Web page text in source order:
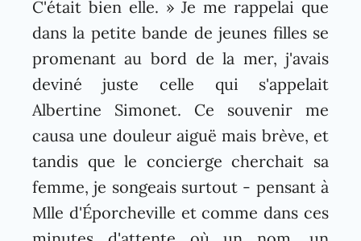
C'était bien elle. » Je me rappelai que
dans la petite bande de jeunes filles se
promenant au bord de la mer, j'avais
deviné juste celle qui s'appelait
Albertine Simonet. Ce souvenir me
causa une douleur aiguë mais brève, et
tandis que le concierge cherchait sa
femme, je songeais surtout - pensant à
Mlle d'Éporcheville et comme dans ces